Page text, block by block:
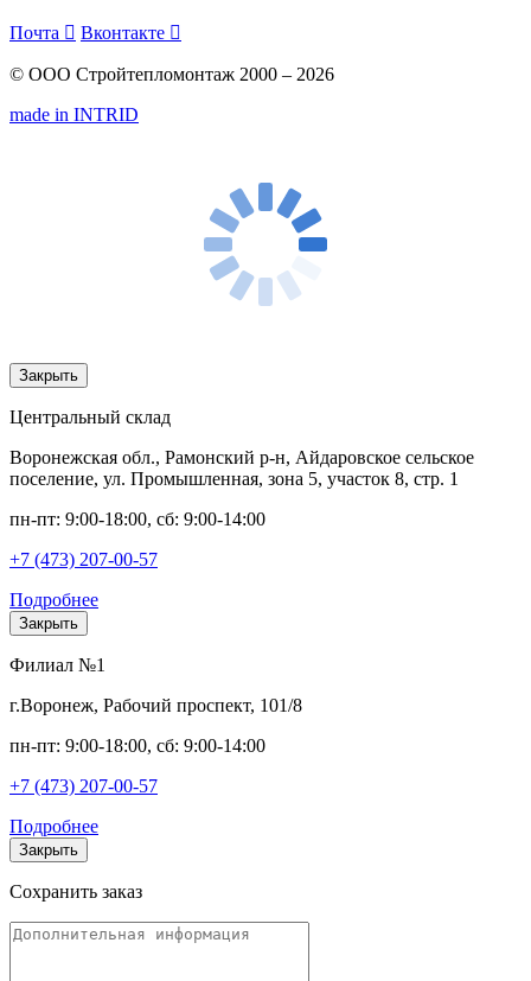
Почта  Вконтакте 
© ООО Стройтепломонтаж 2000 – 2026
made in INTRID
Закрыть
Центральный склад
Воронежская обл., Рамонский р-н, Айдаровское сельское
поселение, ул. Промышленная, зона 5, участок 8, стр. 1
пн-пт: 9:00-18:00, сб: 9:00-14:00
+7 (473) 207-00-57
Подробнее
Закрыть
Филиал №1
г.Воронеж, Рабочий проспект, 101/8
пн-пт: 9:00-18:00, сб: 9:00-14:00
+7 (473) 207-00-57
Подробнее
Закрыть
Сохранить заказ